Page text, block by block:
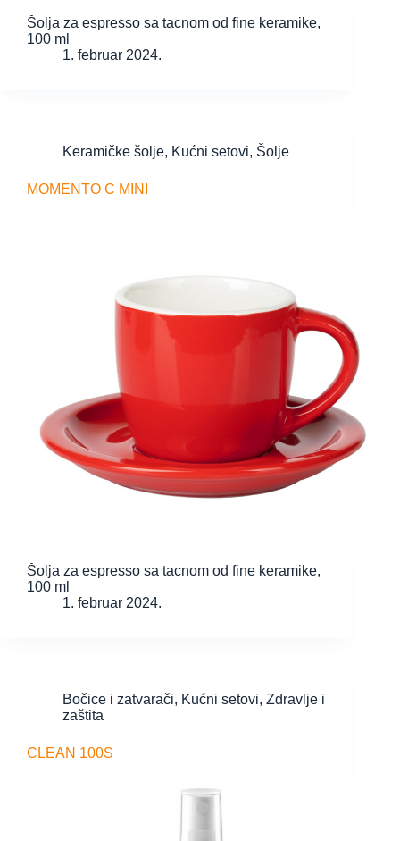
Šolja za espresso sa tacnom od fine keramike,
100 ml
1. februar 2024.
Keramičke šolje, Kućni setovi, Šolje
MOMENTO C MINI
Šolja za espresso sa tacnom od fine keramike,
100 ml
1. februar 2024.
Bočice i zatvarači, Kućni setovi, Zdravlje i
zaštita
CLEAN 100S